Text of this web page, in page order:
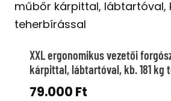
XXL ergonomikus vezetői
kárpittal, lábtartóval, kb. 181 kg
79.000 Ft